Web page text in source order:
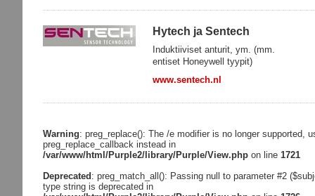
Hytech ja Sentech
Induktiiviset anturit, ym. (mm.
entiset Honeywell tyypit)
www.sentech.nl
Warning: preg_replace(): The /e modifier is no longer supported,
preg_replace_callback instead in
/var/www/html/Purple2/library/Purple/View.phpon line 1721
Deprecated : preg_match_all(): Passing null to parameter #2
type string is deprecated in